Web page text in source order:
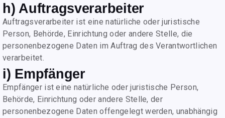
h) Auftragsverarbeiter
Auftragsverarbeiter ist eine natürliche oder juristische
Person, Behörde, Einrichtung oder andere Stelle, die
personenbezogene Daten im Auftrag des Verantwortlichen
verarbeitet.
i) Empfänger
Empfänger ist eine natürliche oder juristische Person,
Behörde, Einrichtung oder andere Stelle, der
personenbezogene Daten offengelegt werden, unabhängig